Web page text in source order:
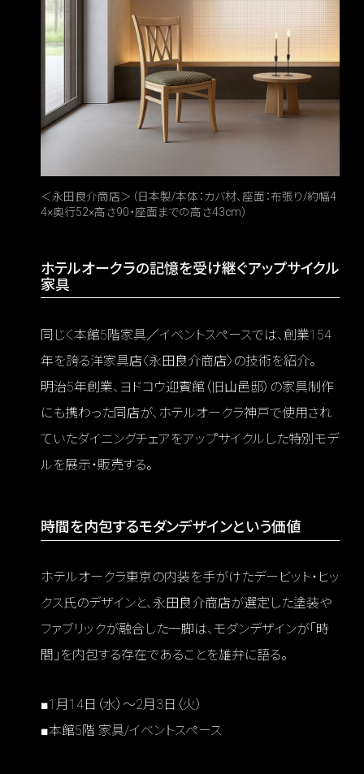
＜永田良介商店＞（日本製/本体：カバ材、座面：布張り/約幅4
4×奥行52×高さ90・座面までの高さ43cm）
ホテルオークラの記憶を受け継ぐアップサイクル
家具
同じく本館5階家具／イベントスペースでは、創業154
年を誇る洋家具店〈永田良介商店〉の技術を紹介。
明治5年創業、ヨドコウ迎賓館（旧山邑邸）の家具制作
にも携わった同店が、ホテルオークラ神戸で使用され
ていたダイニングチェアをアップサイクルした特別モデ
ルを展示・販売する。
時間を内包するモダンデザインという価値
ホテルオークラ東京の内装を手がけたデービット・ヒッ
クス氏のデザインと、永田良介商店が選定した塗装や
ファブリックが融合した一脚は、モダンデザインが「時
間」を内包する存在であることを雄弁に語る。
■1月14日（水）～2月3日（火）
■本館5階 家具/イベントスペース